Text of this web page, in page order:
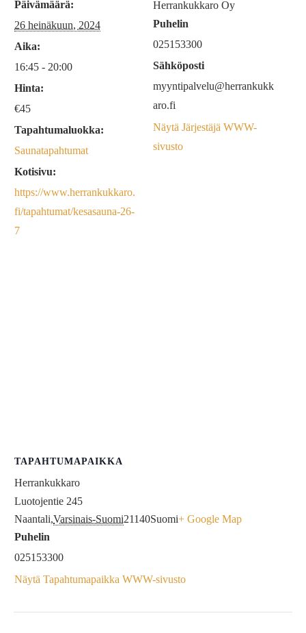
Päivämäärä:
26 heinäkuun, 2024
Aika:
16:45 - 20:00
Hinta:
€45
Tapahtumaluokka:
Saunatapahtumat
Kotisivu:
https://www.herrankukkaro.
fi/tapahtumat/kesasauna-26-
7
Herrankukkaro Oy
Puhelin
025153300
Sähköposti
myyntipalvelu@herrankukk
aro.fi
Näytä Järjestäjä WWW-
sivusto
TAPAHTUMAPAIKKA
Herrankukkaro
Luotojentie 245
Naantali,Varsinais-Suomi21140Suomi+ Google Map
Puhelin
025153300
Näytä Tapahtumapaikka WWW-sivusto